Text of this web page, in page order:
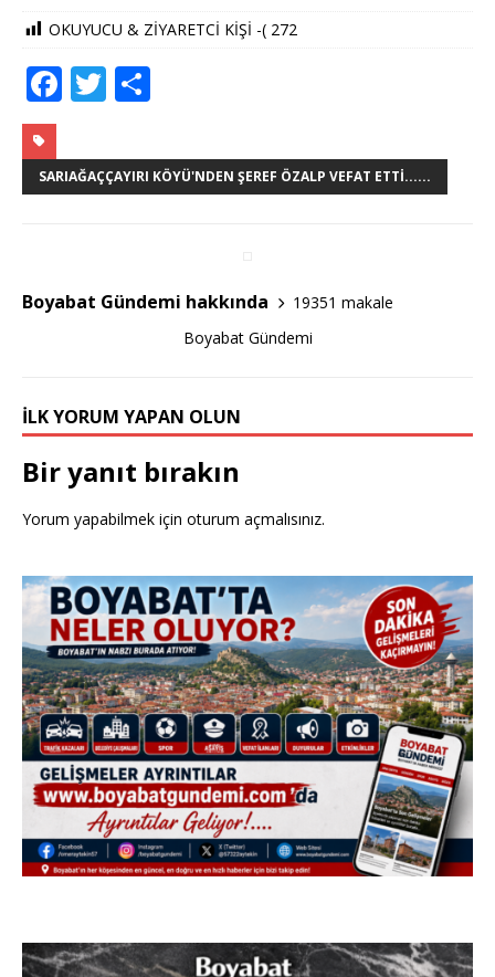
OKUYUCU & ZİYARETCİ KİŞİ -( 272
F
c
e
o
T
it
te
ar
e
SARIAĞAÇÇAYIRI KÖYÜ'NDEN ŞEREF ÖZALP VEFAT ETTI......
Boyabat Gündemi hakkında
19351 makale
Boyabat Gündemi
İLK YORUM YAPAN OLUN
Bir yanıt bırakın
Yorum yapabilmek için oturum açmalısınız.